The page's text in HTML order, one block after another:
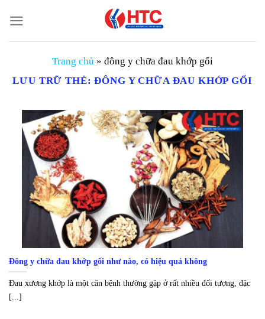
đến
nội
Trang chủ » đông y chữa đau khớp gối
LƯU TRỮ THẺ:ĐÔNG Y CHỮA ĐAU KHỚP GỐI
Đông y chữa đau khớp gối như nào, có hiệu quả không
Đau xương khớp là một căn bệnh thường gặp ở rất nhiều đối tượng, đặc
[...]